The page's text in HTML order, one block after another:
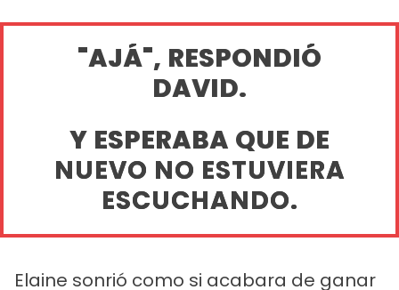
"AJÁ", RESPONDIÓ
DAVID.
Y ESPERABA QUE DE
NUEVO NO ESTUVIERA
ESCUCHANDO.
Elaine sonrió como si acabara de ganar